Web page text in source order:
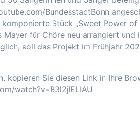
BundesstadtBonn
Stück „Sweet Power
Mayer für Chöre neu arrangiert
soll das Projekt im Frühjahr
kopieren Sie diesen Link in Ihre
watch?v=B3l2jlELIAU